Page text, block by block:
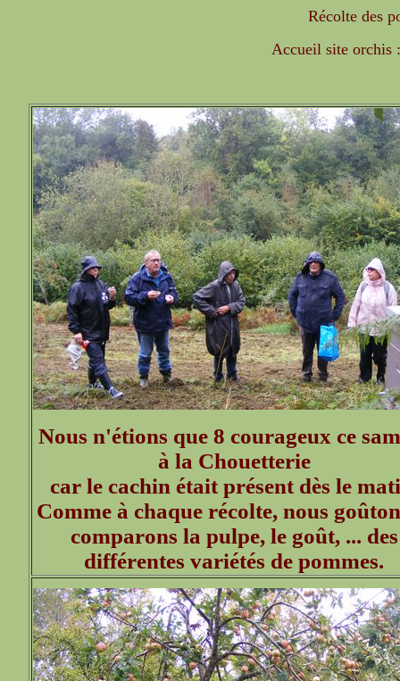
Récolte des
Accueil site orchis
Nous n'étions que 8 courageux ce
à la Chouetterie
car le cachin était présent dès le
Comme à chaque récolte, nous
comparons la pulpe, le goût, ... des
différentes variétés de pommes.